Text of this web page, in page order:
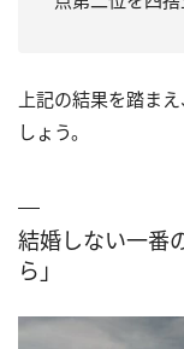
上記の結果を踏ま
しょう。
結婚しない一番
ら」